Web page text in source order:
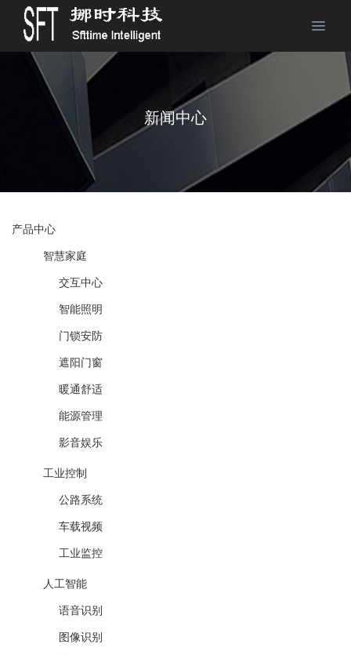
新闻中心
产品中心
智慧家庭
交互中心
智能照明
门锁安防
遮阳门窗
暖通舒适
能源管理
影音娱乐
工业控制
公路系统
车载视频
工业监控
人工智能
语音识别
图像识别